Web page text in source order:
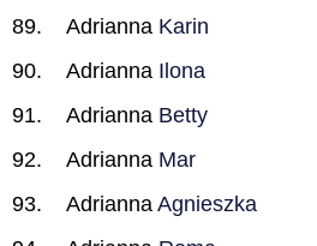
Adrianna Karin
Adrianna Ilona
Adrianna Betty
Adrianna Mar
Adrianna Agnieszka